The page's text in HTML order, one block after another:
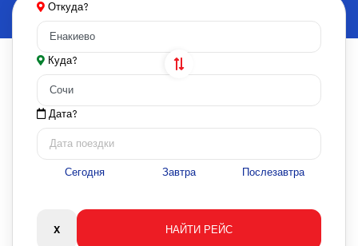
Откуда?
Куда?
Дата?
Сегодня Завтра Послезавтра